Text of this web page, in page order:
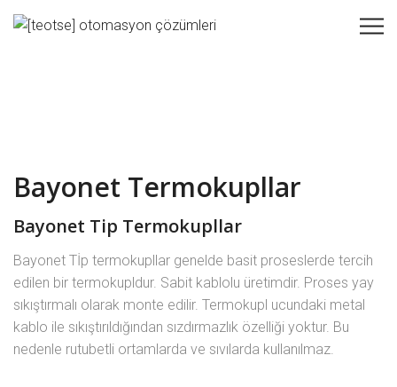
Bayonet Termokupllar
Bayonet Tip Termokupllar
Bayonet Tİp termokupllar genelde basit proseslerde tercih
edilen bir termokupldur. Sabit kablolu üretimdir. Proses yay
sıkıştırmalı olarak monte edilir. Termokupl ucundaki metal
kablo ile sıkıştırıldığından sızdırmazlık özelliği yoktur. Bu
nedenle rutubetli ortamlarda ve sıvılarda kullanılmaz.